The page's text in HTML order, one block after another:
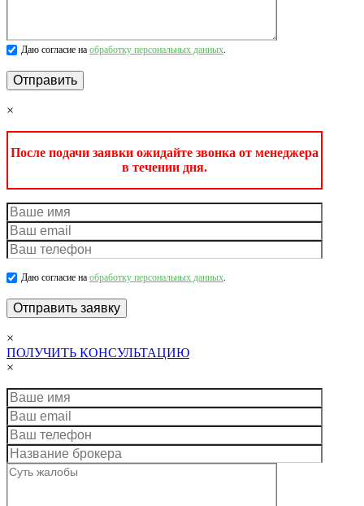
Даю согласие на обработку персональных данных.
×
После подачи заявки ожидайте звонка от менеджера
в течении дня.
Даю согласие на обработку персональных данных.
×
ПОЛУЧИТЬ КОНСУЛЬТАЦИЮ
×